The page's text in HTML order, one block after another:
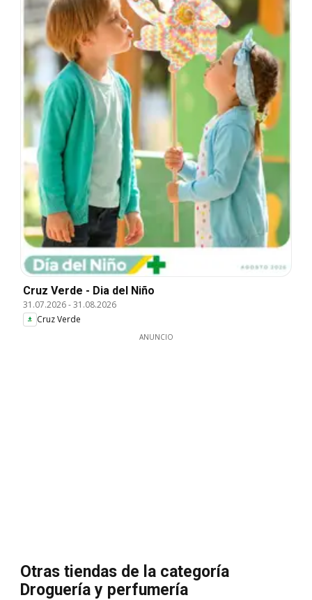
Cruz Verde - Dia del Niño
31.07.2026-31.08.2026
Cruz Verde
ANUNCIO
Otras tiendas de la categoría
Droguería y perfumería